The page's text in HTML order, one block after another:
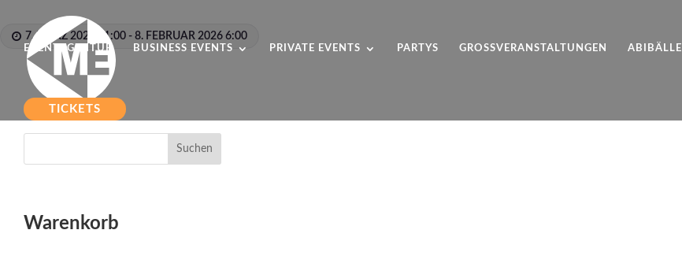
EVENTAGENTUR BUSINESS EVENTS PRIVATE EVENTS PARTYS GROSSVERANSTALTUNGEN ABIBÄLLE
TICKETS
7. MÄRZ 2026 21:00 - 8. FEBRUAR 2026 6:00
Suchen
Warenkorb